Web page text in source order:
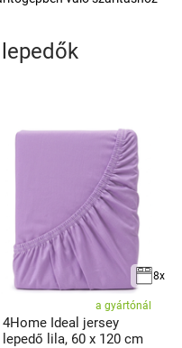
8x
a gyártónál
4Home Ideal jersey
lepedő lila, 60 x 120 cm